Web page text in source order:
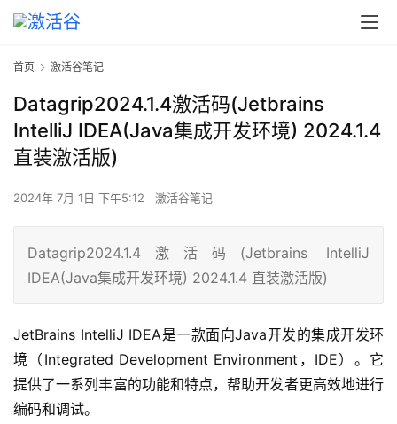
首页 激活谷笔记
Datagrip2024.1.4激活码(Jetbrains
IntelliJ IDEA(Java集成开发环境) 2024.1.4
直装激活版)
2024年 7月 1日 下午5:12 激活谷笔记
Datagrip2024.1.4激活码(Jetbrains IntelliJ
IDEA(Java集成开发环境) 2024.1.4 直装激活版)
JetBrains IntelliJ IDEA是一款面向Java开发的集成开发环
境（Integrated Development Environment，IDE）。它
提供了一系列丰富的功能和特点，帮助开发者更高效地进行
编码和调试。